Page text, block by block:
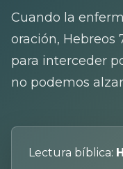
Cuando la
oración, Hebreos
para interceder
no podemos
Lectura bíblica: